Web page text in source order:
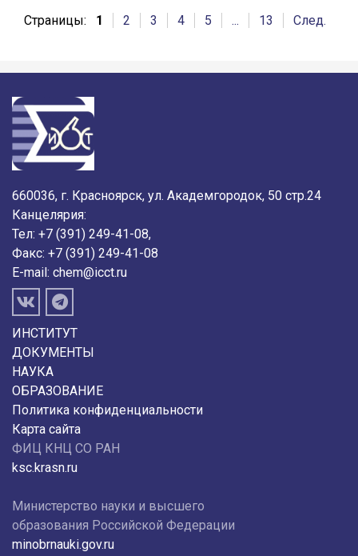
Страницы: 1 2 3 4 5 ... 13 След.
660036, г. Красноярск, ул. Академгородок, 50 стр.24
Канцелярия:
Тел: +7 (391) 249-41-08,
Факс: +7 (391) 249-41-08
E-mail: chem@icct.ru
ИНСТИТУТ
ДОКУМЕНТЫ
НАУКА
ОБРАЗОВАНИЕ
Политика конфиденциальности
Карта сайта
ФИЦ КНЦ СО РАН
ksc.krasn.ru
Министерство науки и высшего
образования Российской Федерации
minobrnauki.gov.ru